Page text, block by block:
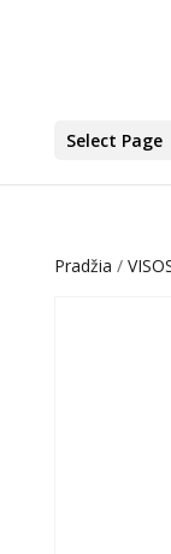
Select Page
Pradžia /